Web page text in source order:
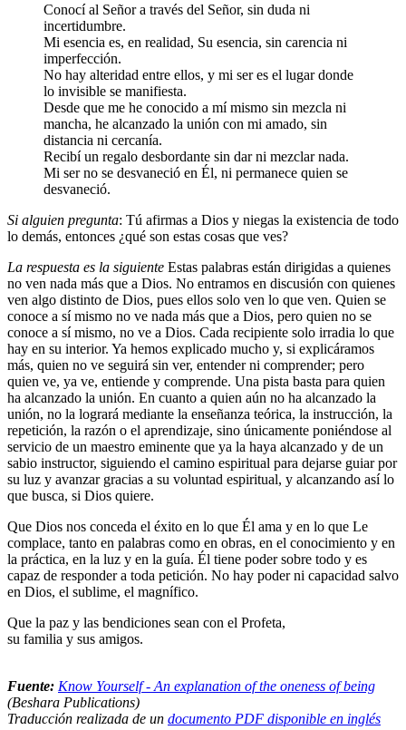
Conocí al Señor a través del Señor, sin duda ni
incertidumbre.
Mi esencia es, en realidad, Su esencia, sin carencia ni
imperfección.
No hay alteridad entre ellos, y mi ser es el lugar donde
lo invisible se manifiesta.
Desde que me he conocido a mí mismo sin mezcla ni
mancha, he alcanzado la unión con mi amado, sin
distancia ni cercanía.
Recibí un regalo desbordante sin dar ni mezclar nada.
Mi ser no se desvaneció en Él, ni permanece quien se
desvaneció.
Si alguien pregunta: Tú afirmas a Dios y niegas la existencia de todo
lo demás, entonces ¿qué son estas cosas que ves?
La respuesta es la siguiente Estas palabras están dirigidas a quienes
no ven nada más que a Dios. No entramos en discusión con quienes
ven algo distinto de Dios, pues ellos solo ven lo que ven. Quien se
conoce a sí mismo no ve nada más que a Dios, pero quien no se
conoce a sí mismo, no ve a Dios. Cada recipiente solo irradia lo que
hay en su interior. Ya hemos explicado mucho y, si explicáramos
más, quien no ve seguirá sin ver, entender ni comprender; pero
quien ve, ya ve, entiende y comprende. Una pista basta para quien
ha alcanzado la unión. En cuanto a quien aún no ha alcanzado la
unión, no la logrará mediante la enseñanza teórica, la instrucción, la
repetición, la razón o el aprendizaje, sino únicamente poniéndose al
servicio de un maestro eminente que ya la haya alcanzado y de un
sabio instructor, siguiendo el camino espiritual para dejarse guiar por
su luz y avanzar gracias a su voluntad espiritual, y alcanzando así lo
que busca, si Dios quiere.
Que Dios nos conceda el éxito en lo que Él ama y en lo que Le
complace, tanto en palabras como en obras, en el conocimiento y en
la práctica, en la luz y en la guía. Él tiene poder sobre todo y es
capaz de responder a toda petición. No hay poder ni capacidad salvo
en Dios, el sublime, el magnífico.
Que la paz y las bendiciones sean con el Profeta,
su familia y sus amigos.
Fuente: Know Yourself - An explanation of the oneness of being
(Beshara Publications)
Traducción realizada de un documento PDF disponible en inglés